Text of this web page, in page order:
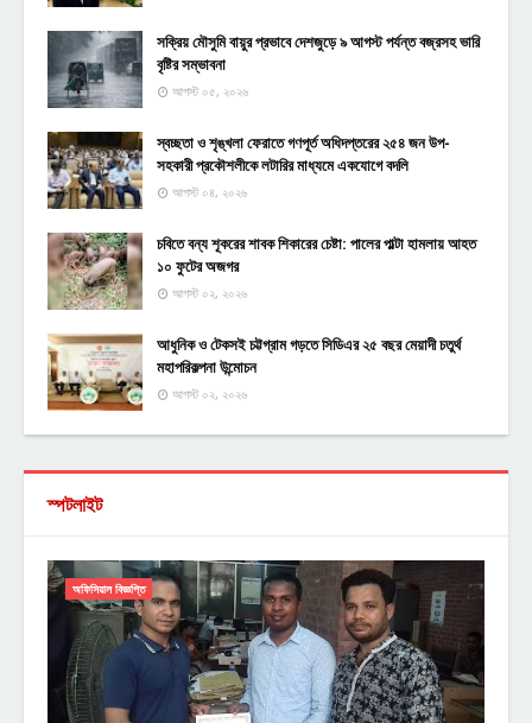
সক্রিয় মৌসুমি বায়ুর প্রভাবে দেশজুড়ে ৯ আগস্ট পর্যন্ত বজ্রসহ ভারি
বৃষ্টির সম্ভাবনা
আগস্ট ০৫, ২০২৬
স্বচ্ছতা ও শৃঙ্খলা ফেরাতে গণপূর্ত অধিদপ্তরের ২৫৪ জন উপ-
সহকারী প্রকৌশলীকে লটারির মাধ্যমে একযোগে বদলি
আগস্ট ০৪, ২০২৬
চবিতে বন্য শূকরের শাবক শিকারের চেষ্টা: পালের পাল্টা হামলায় আহত
১০ ফুটের অজগর
আগস্ট ০২, ২০২৬
আধুনিক ও টেকসই চট্টগ্রাম গড়তে সিডিএর ২৫ বছর মেয়াদী চতুর্থ
মহাপরিকল্পনা উন্মোচন
আগস্ট ০২, ২০২৬
স্পটলাইট
অফিসিয়াল বিজ্ঞপ্তি